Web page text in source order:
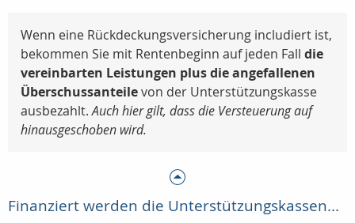
Wenn eine Rückdeckungsversicherung includiert ist,
bekommen Sie mit Rentenbeginn auf jeden Fall die
vereinbarten Leistungen plus die angefallenen
Überschussanteilevon der Unterstützungskasse
ausbezahlt.Auch hier gilt, dass die Versteuerung auf
hinausgeschoben wird.
Finanziert werden die Unterstützungskassen...